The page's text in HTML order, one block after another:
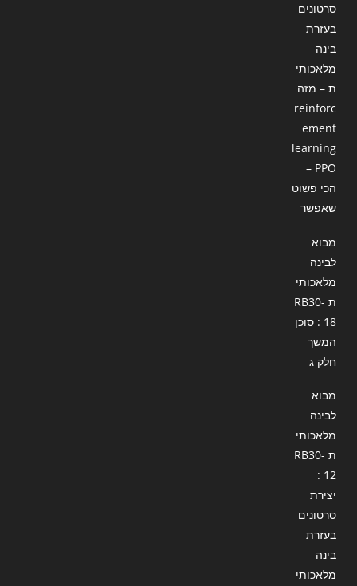
סרטונים
בעזרת
בינה
מלאכותי
ת – מזה
reinforc
ement
learning
– PPO
הכי פשוט
שאפשר
מבוא
לבינה
מלאכותי
ת RB30-
18 : סוכן
המשך
חלק ג
מבוא
לבינה
מלאכותי
ת RB30-
12 :
יצירת
סרטונים
בעזרת
בינה
מלאכותי